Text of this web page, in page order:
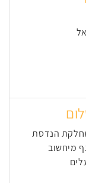
הנדסת
מיחשוב